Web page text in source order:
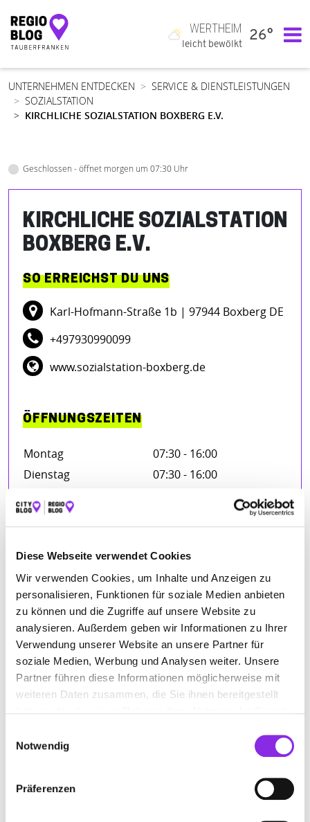
Diese Webseite verwendet Cookies
Wir verwenden Cookies, um Inhalte und Anzeigen zu
personalisieren, Funktionen für soziale Medien anbieten
zu können und die Zugriffe auf unsere Website zu
analysieren. Außerdem geben wir Informationen zu Ihrer
Verwendung unserer Website an unsere Partner für
soziale Medien, Werbung und Analysen weiter. Unsere
Partner führen diese Informationen möglicherweise mit
weiteren Daten zusammen, die Sie ihnen bereitgestellt
Notwendig
Präferenzen
Hauptnavigation
WERTHEIM
leicht bewölkt
26°
UNTERNEHMEN ENTDECKEN
SERVICE & DIENSTLEISTUNGEN
SOZIALSTATION
KIRCHLICHE SOZIALSTATION BOXBERG E.V.
Geschlossen - öffnet morgen um 07:30 Uhr
KIRCHLICHE SOZIALSTATION
BOXBERG E.V.
SO ERREICHST DU UNS
Karl-Hofmann-Straße 1b | 97944 Boxberg DE
+497930990099
www.sozialstation-boxberg.de
ÖFFNUNGSZEITEN
Montag
07:30 - 16:00
Dienstag
07:30 - 16:00
Donnerstag
BEWERTUNGEN
Elena Triscoiu– 03.11.2022
★★★★★
Phil H– 25.09.2020
★★★★★
Eine super Einrichtung...die Tagespflege ist
wunderbar...Senioren werden versorgt , gefördert und haben